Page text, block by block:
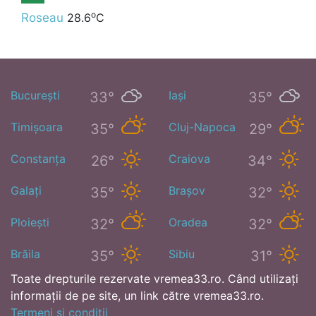
Roseau 28.6oC
București 33° Iași 35°
Timișoara 35° Cluj-Napoca 29°
Constanța 26° Craiova 34°
Galați 35° Brașov 32°
Ploiești 32° Oradea 32°
Brăila 35° Sibiu 31°
Toate drepturile rezervate vremea33.ro. Când utilizați
informații de pe site, un link către vremea33.ro.
Termeni și condiții